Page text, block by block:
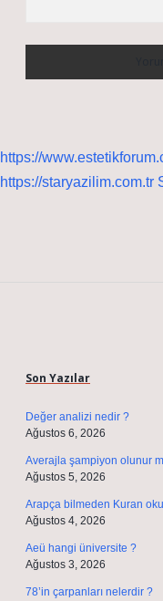
https://
https://staryazilim.com.tr
Son Yazılar
Değer analizi nedir ?
Ağustos 6, 2026
Averajla şampiyon olunur
Ağustos 5, 2026
Arapça bilmeden Kuran
Ağustos 4, 2026
Aeü hangi üniversite ?
Ağustos 3, 2026
78’in çarpanları nelerdir ?